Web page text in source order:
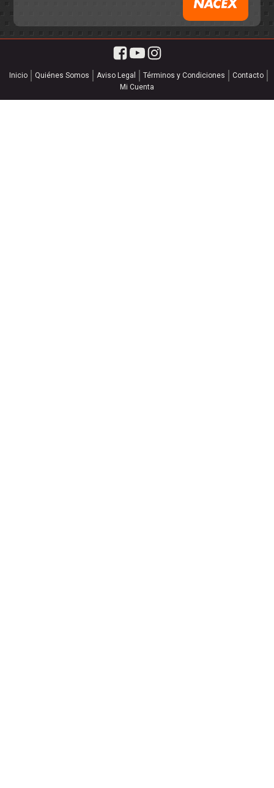
Inicio Quiénes Somos Aviso Legal Términos y Condiciones
Contacto
Mi Cuenta